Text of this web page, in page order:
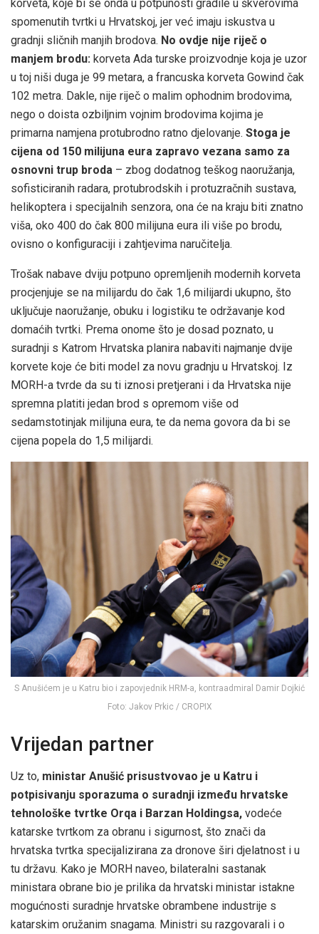
korveta, koje bi se onda u potpunosti gradile u škverovima
spomenutih tvrtki u Hrvatskoj, jer već imaju iskustva u
gradnji sličnih manjih brodova. No ovdje nije riječ o
manjem brodu: korveta Ada turske proizvodnje koja je uzor
u toj niši duga je 99 metara, a francuska korveta Gowind čak
102 metra. Dakle, nije riječ o malim ophodnim brodovima,
nego o doista ozbiljnim vojnim brodovima kojima je
primarna namjena protubrodno ratno djelovanje. Stoga je
cijena od 150 milijuna eura zapravo vezana samo za
osnovni trup broda – zbog dodatnog teškog naoružanja,
sofisticiranih radara, protubrodskih i protuzračnih sustava,
helikoptera i specijalnih senzora, ona će na kraju biti znatno
viša, oko 400 do čak 800 milijuna eura ili više po brodu,
ovisno o konfiguraciji i zahtjevima naručitelja.
Trošak nabave dviju potpuno opremljenih modernih korveta
procjenjuje se na milijardu do čak 1,6 milijardi ukupno, što
uključuje naoružanje, obuku i logistiku te održavanje kod
domaćih tvrtki. Prema onome što je dosad poznato, u
suradnji s Katrom Hrvatska planira nabaviti najmanje dvije
korvete koje će biti model za novu gradnju u Hrvatskoj. Iz
MORH-a tvrde da su ti iznosi pretjerani i da Hrvatska nije
spremna platiti jedan brod s opremom više od
sedamstotinjak milijuna eura, te da nema govora da bi se
cijena popela do 1,5 milijardi.
S Anušićem je u Katru bio i zapovjednik HRM-a, kontraadmiral Damir Dojkić
Foto: Jakov Prkic / CROPIX
Vrijedan partner
Uz to, ministar Anušić prisustvovao je u Katru i
potpisivanju sporazuma o suradnji između hrvatske
tehnološke tvrtke Orqa i Barzan Holdingsa, vodeće
katarske tvrtkom za obranu i sigurnost, što znači da
hrvatska tvrtka specijalizirana za dronove širi djelatnost i u
tu državu. Kako je MORH naveo, bilateralni sastanak
ministara obrane bio je prilika da hrvatski ministar istakne
mogućnosti suradnje hrvatske obrambene industrije s
katarskim oružanim snagama. Ministri su razgovarali i o